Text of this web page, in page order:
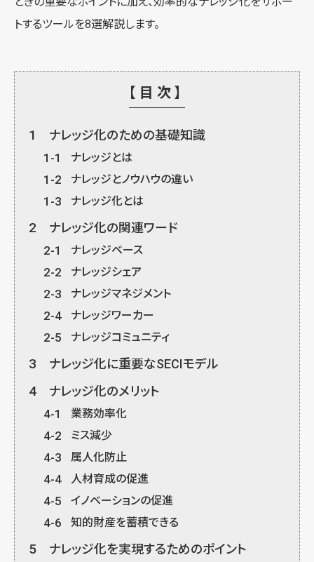
トするツールを8選解説します。
【目次】
1 ナレッジ化のための基礎知識
1-1 ナレッジとは
1-2 ナレッジとノウハウの違い
1-3 ナレッジ化とは
2 ナレッジ化の関連ワード
2-1 ナレッジベース
2-2 ナレッジシェア
2-3 ナレッジマネジメント
2-4 ナレッジワーカー
2-5 ナレッジコミュニティ
3 ナレッジ化に重要なSECIモデル
4 ナレッジ化のメリット
4-1 業務効率化
4-2 ミス減少
4-3 属人化防止
4-4 人材育成の促進
4-5 イノベーションの促進
4-6 知的財産を蓄積できる
5 ナレッジ化を実現するためのポイント